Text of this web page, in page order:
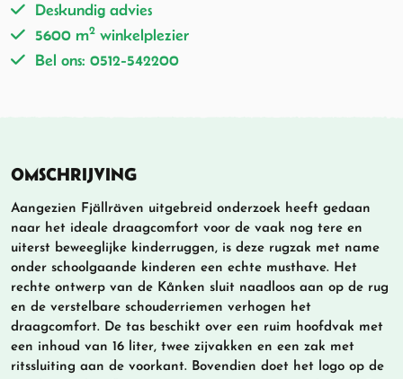
Deskundig advies
5600 m2 winkelplezier
Bel ons: 0512-542200
OMSCHRIJVING
Aangezien Fjällräven uitgebreid onderzoek heeft gedaan
naar het ideale draagcomfort voor de vaak nog tere en
uiterst beweeglijke kinderruggen, is deze rugzak met name
onder schoolgaande kinderen een echte musthave. Het
rechte ontwerp van de Kånken sluit naadloos aan op de rug
en de verstelbare schouderriemen verhogen het
draagcomfort. De tas beschikt over een ruim hoofdvak met
een inhoud van 16 liter, twee zijvakken en een zak met
ritssluiting aan de voorkant. Bovendien doet het logo op de